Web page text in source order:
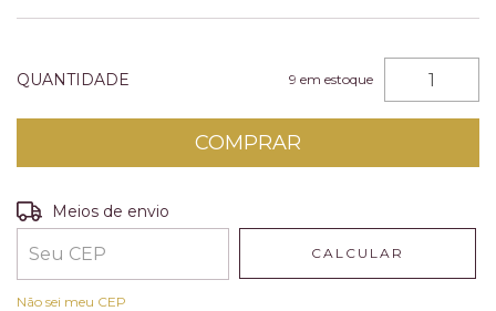
QUANTIDADE 9 em estoque
Entregas para o CEP:
Meios de envio
CALCULAR
Não sei meu CEP